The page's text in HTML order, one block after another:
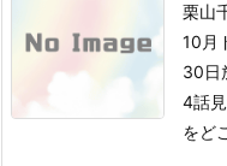
栗山
10月
30日
4話
をど